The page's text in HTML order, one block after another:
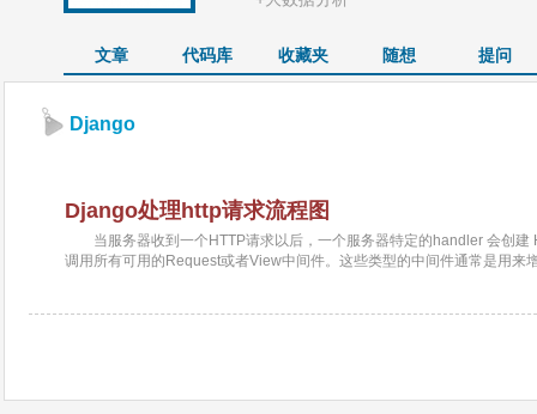
文章 代码库 收藏夹 随想 提问
Django
Django处理http请求流程图
当服务器收到一个HTTP请求以后，一个服务器特定的handler 会创
调用所有可用的Request或者View中间件。这些类型的中间件通常是用来